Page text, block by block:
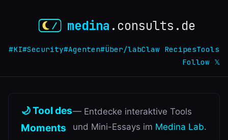
medina .consults.de
#KI#Security#Agenten#Über/labClaw RecipesTools
Follow 𝕏
🌙 Tool des
Moments
— Entdecke interaktive Tools
und Mini-Essays im Medina Lab.